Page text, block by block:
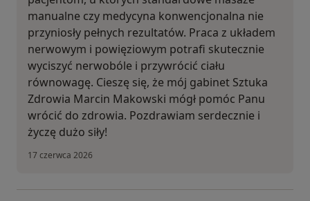
manualne czy medycyna konwencjonalna nie
przyniosły pełnych rezultatów. Praca z układem
nerwowym i powięziowym potrafi skutecznie
wyciszyć nerwobóle i przywrócić ciału
równowagę. Cieszę się, że mój gabinet Sztuka
Zdrowia Marcin Makowski mógł pomóc Panu
wrócić do zdrowia. Pozdrawiam serdecznie i
życzę dużo siły!
17 czerwca 2026